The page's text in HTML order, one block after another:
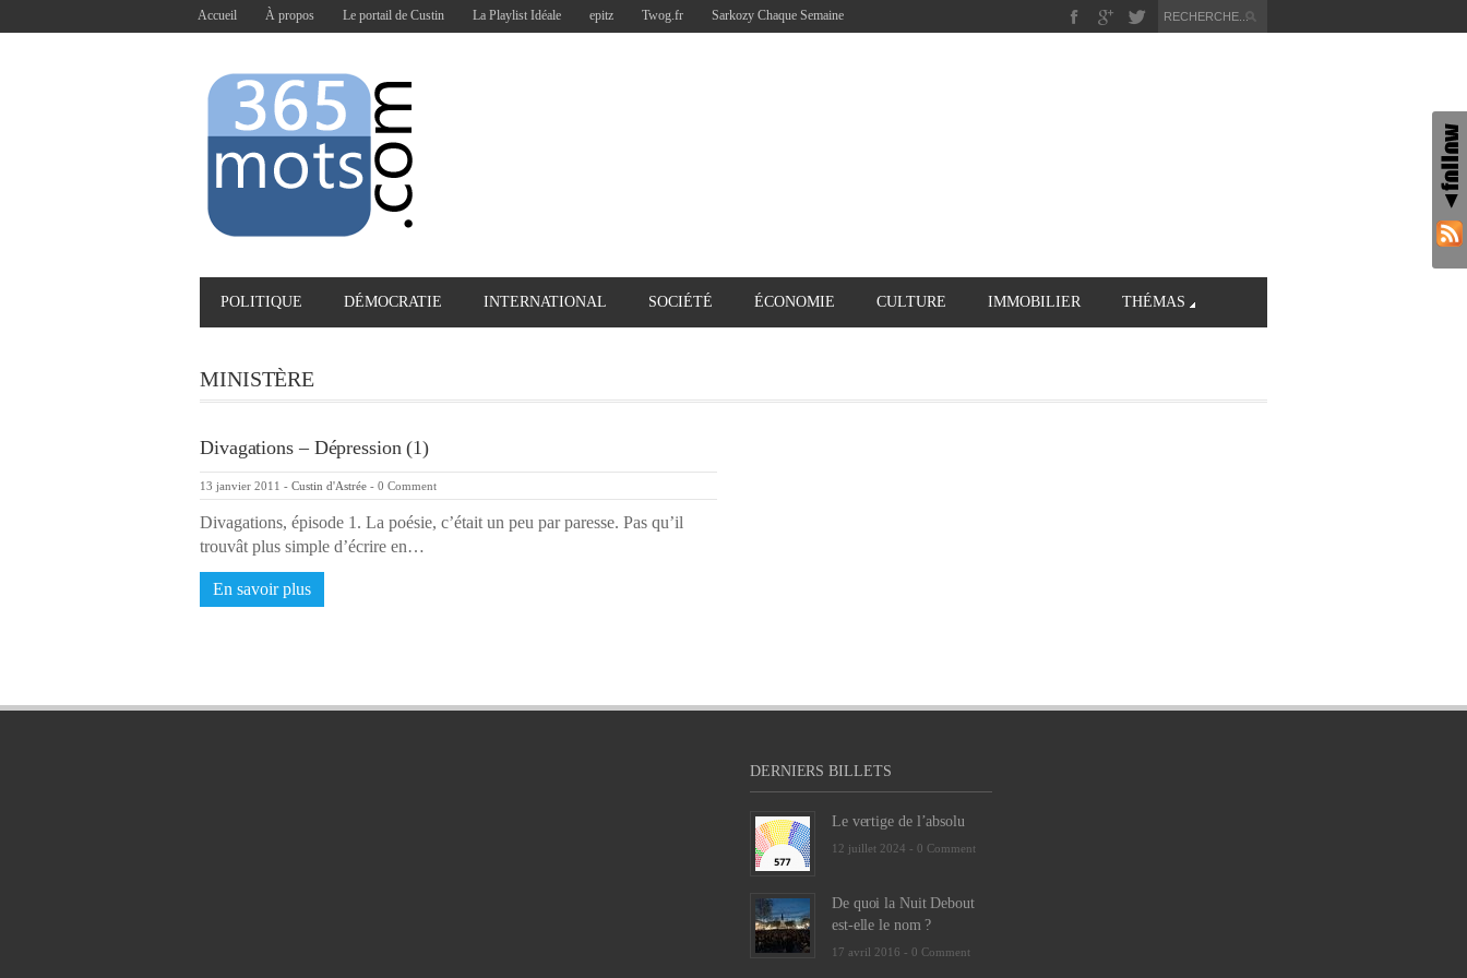
Accueil À propos Le portail de Custin La Playlist Idéale epitz Twog.fr Sarkozy Chaque Semaine
POLITIQUE DÉMOCRATIE INTERNATIONAL SOCIÉTÉ ÉCONOMIE CULTURE IMMOBILIER THÉMAS
MINISTÈRE
Divagations – Dépression (1)
13 janvier 2011 - Custin d'Astrée - 0 Comment
Divagations, épisode 1. La poésie, c’était un peu par paresse. Pas qu’il
trouvât plus simple d’écrire en…
En savoir plus
DERNIERS BILLETS
Le vertige de l’absolu
12 juillet 2024 - 0 Comment
De quoi la Nuit Debout
est-elle le nom ?
17 avril 2016 - 0 Comment